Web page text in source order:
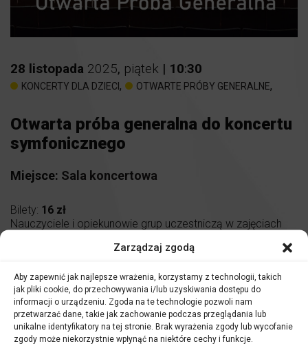
Zarządzaj zgodą
Aby zapewnić jak najlepsze wrażenia, korzystamy z technologii, takich
jak pliki cookie, do przechowywania i/lub uzyskiwania dostępu do
informacji o urządzeniu. Zgoda na te technologie pozwoli nam
przetwarzać dane, takie jak zachowanie podczas przeglądania lub
unikalne identyfikatory na tej stronie. Brak wyrażenia zgody lub wycofanie
zgody może niekorzystnie wpłynąć na niektóre cechy i funkcje.
28 listopada 2025, piątek | 10:30
KONCERTY DLA DZIECI , OTWARTE PRÓBY GENERALNE,
Otwarta próba generalna do koncertu
symfonicznego
Miejsce: Sala koncertowa
Bilety: 16 zł
Nauczyciele i opiekunowie grup uczestniczą w zajęciach
Serdecznie zapraszamyuczniów szkół podstawowych
oraz ponadpodstawowychna spotkania z zaproszonymi
przez nas dyrygentami, solistami, a także muzykami
Filharmonii Opolskiej!